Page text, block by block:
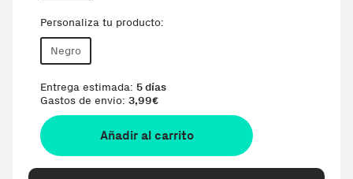
Personaliza tu producto:
Negro
Entrega estimada: 5 días
Gastos de envio: 3,99€
Añadir al carrito